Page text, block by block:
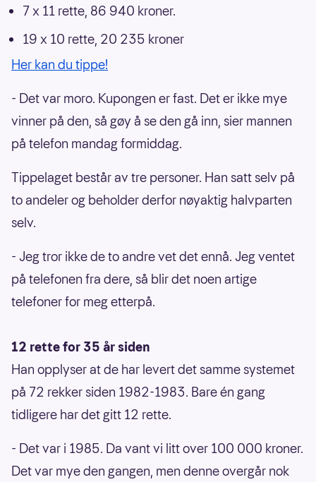
7 x 11 rette, 86 940 kroner.
19 x 10 rette, 20 235 kroner
Her kan du tippe!
- Det var moro. Kupongen er fast. Det er ikke mye
vinner på den, så gøy å se den gå inn, sier mannen
på telefon mandag formiddag.
Tippelaget består av tre personer. Han satt selv på
to andeler og beholder derfor nøyaktig halvparten
selv.
- Jeg tror ikke de to andre vet det ennå. Jeg ventet
på telefonen fra dere, så blir det noen artige
telefoner for meg etterpå.
12 rette for 35 år siden
Han opplyser at de har levert det samme systemet
på 72 rekker siden 1982-1983. Bare én gang
tidligere har det gitt 12 rette.
- Det var i 1985. Da vant vi litt over 100 000 kroner.
Det var mye den gangen, men denne overgår nok